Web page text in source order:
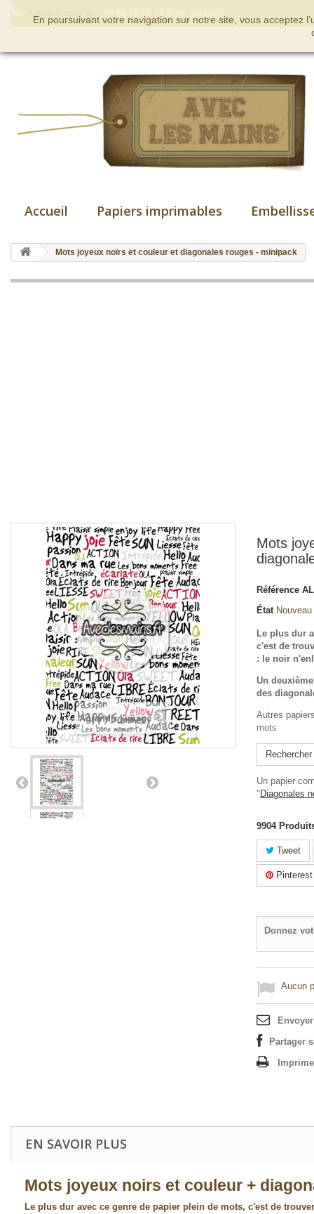
Accueil Papiers imprimables
Mots joyeux noirs et couleur et diagonales rouges - minipack
Agrandir l'image
Mots
Référence
État Nouveau
Le plus dur
c'est de
: le noir
Un
des
Autres
mots
Un papier
" Diagonales
9904
Tweet
Pinterest
Donnez
Aucun
Partager
EN SAVOIR PLUS
Mots joyeux noirs et couleur +
Le plus dur avec ce genre de papier plein de mots, c'est de
En poursuivant votre navigation sur notre site, vous acceptez